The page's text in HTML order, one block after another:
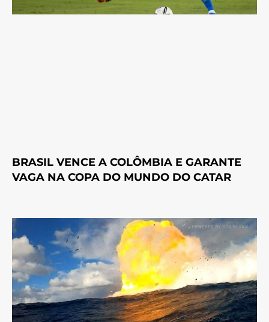
BRASIL VENCE A COLÔMBIA E GARANTE
VAGA NA COPA DO MUNDO DO CATAR